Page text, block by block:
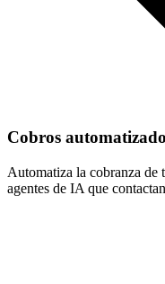
Cobros
Automatiza la cobranza de
agentes de IA que